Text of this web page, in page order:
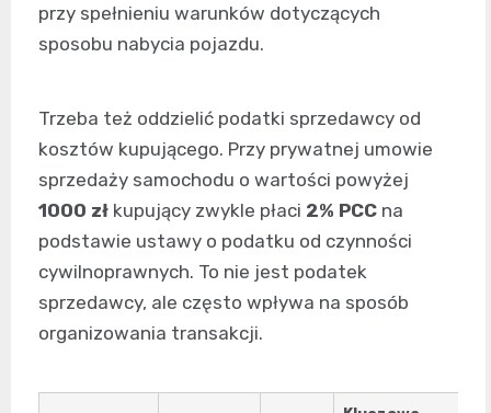
przy spełnieniu warunków dotyczących
sposobu nabycia pojazdu.
Trzeba też oddzielić podatki sprzedawcy od
kosztów kupującego. Przy prywatnej umowie
sprzedaży samochodu o wartości powyżej
1000 zł kupujący zwykle płaci 2% PCC na
podstawie ustawy o podatku od czynności
cywilnoprawnych. To nie jest podatek
sprzedawcy, ale często wpływa na sposób
organizowania transakcji.